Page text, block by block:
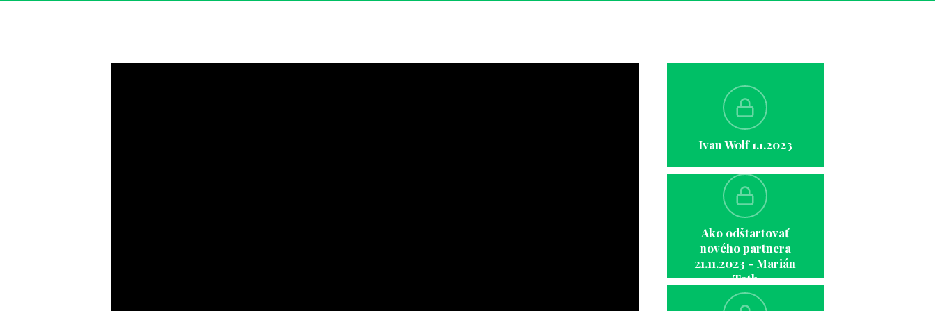
Ivan Wolf 1.1.2023
Ako odštartovať
nového partnera
21.11.2023 - Marián
Toth